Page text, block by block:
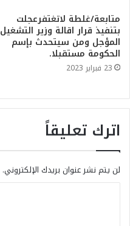
متابعة/غلطة لاتغتفرعجلت
بتنفيذ قرار اقالة وزير التشغيل
المؤجل ومن سيتحدث بإسم
الحكومة مستقبلا.
23 فبراير 2023
اترك تعليقاً
لن يتم نشر عنوان بريدك الإلكتروني.